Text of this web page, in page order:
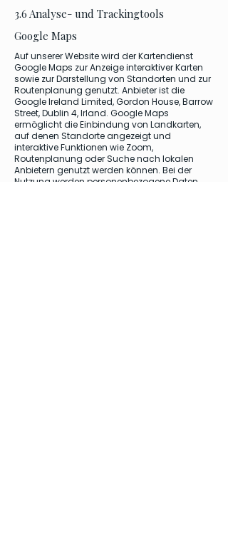
3.6 Analyse- und Trackingtools
Google Maps
Auf unserer Website wird der Kartendienst
Google Maps zur Anzeige interaktiver Karten
sowie zur Darstellung von Standorten und zur
Routenplanung genutzt. Anbieter ist die
Google Ireland Limited, Gordon House, Barrow
Street, Dublin 4, Irland. Google Maps
ermöglicht die Einbindung von Landkarten,
auf denen Standorte angezeigt und
interaktive Funktionen wie Zoom,
Routenplanung oder Suche nach lokalen
Anbietern genutzt werden können. Bei der
Nutzung werden personenbezogene Daten